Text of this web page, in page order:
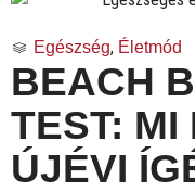
Egészség, Életmód
BEACH
TEST: MI
ÚJÉVI